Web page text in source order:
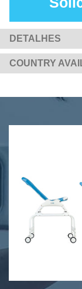
DETALHES
COUNTRY